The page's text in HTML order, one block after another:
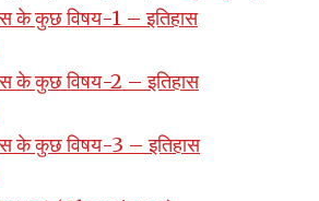
के कुछ विषय-1 – इतिहास
के कुछ विषय-2 – इतिहास
के कुछ विषय-3 – इतिहास